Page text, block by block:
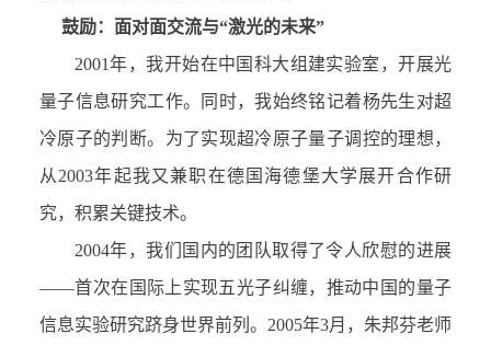
鼓励：面对面交流与“激光的未来”
2001年，我开始在中国科大组建实验室，开展光
量子信息研究工作。同时，我始终铭记着杨先生对超
冷原子的判断。为了实现超冷原子量子调控的理想，
从2003年起我又兼职在德国海德堡大学展开合作研
究，积累关键技术。
2004年，我们国内的团队取得了令人欣慰的进展
——首次在国际上实现五光子纠缠，推动中国的量子
信息实验研究跻身世界前列。2005年3月，朱邦芬老师